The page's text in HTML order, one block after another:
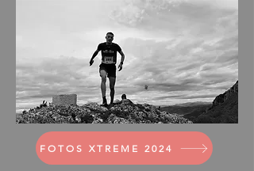
FOTOS XTREME 2024